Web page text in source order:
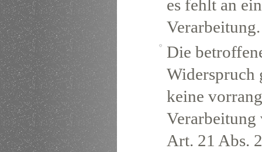
es fehlt an
Verarbeitung.
Die
Widerspruch
keine
Verarbeitung
Art. 21 Abs.